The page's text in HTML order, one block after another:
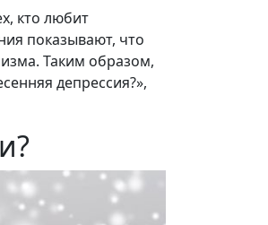
кто любит
показывают, что
Таким образом,
депрессия?»,